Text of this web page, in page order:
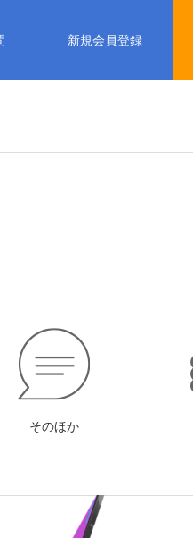
新規会員登録
そのほか